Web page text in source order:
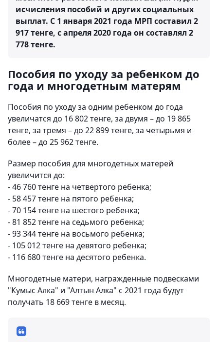
исчисления пособий и других социальных
выплат. С 1 января 2021 года МРП составил 2
917 тенге, с апреля 2020 года он составлял 2
778 тенге.
Пособия по уходу за ребенком до
года и многодетным матерям
Пособия по уходу за одним ребенком до года
увеличатся до 16 802 тенге, за двумя – до 19 865
тенге, за тремя – до 22 899 тенге, за четырьмя и
более – до 25 962 тенге.
Размер пособия для многодетных матерей
увеличится до:
- 46 760 тенге на четвертого ребенка;
- 58 457 тенге на пятого ребенка;
- 70 154 тенге на шестого ребенка;
- 81 852 тенге на седьмого ребенка;
- 93 344 тенге на восьмого ребенка;
- 105 012 тенге на девятого ребенка;
- 116 680 тенге на десятого ребенка.
Многодетные матери, награжденные подвесками
"Кумыс Алка" и "Алтын Алка" с 2021 года будут
получать 18 669 тенге в месяц.